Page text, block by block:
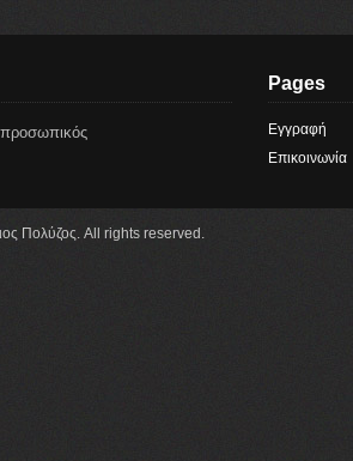
προσωπικός
Pages
Εγγραφή
Επικοινωνία
Πολύζος. All rights reserved.